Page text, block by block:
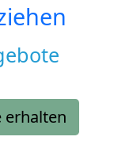
erhalten